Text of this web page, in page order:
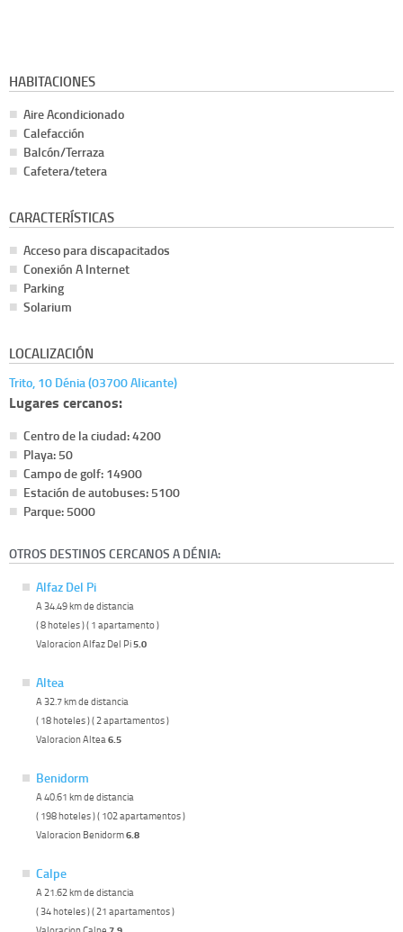
HABITACIONES
Aire Acondicionado
Calefacción
Balcón/Terraza
Cafetera/tetera
CARACTERÍSTICAS
Acceso para discapacitados
Conexión A Internet
Parking
Solarium
LOCALIZACIÓN
Trito, 10 Dénia (03700 Alicante)
Lugares cercanos:
Centro de la ciudad: 4200
Playa: 50
Campo de golf: 14900
Estación de autobuses: 5100
Parque: 5000
OTROS DESTINOS CERCANOS A DÉNIA:
Alfaz Del Pi
A 34.49 km de distancia
( 8 hoteles ) ( 1 apartamento )
Valoracion Alfaz Del Pi5.0
Altea
A 32.7 km de distancia
( 18 hoteles ) ( 2 apartamentos )
Valoracion Altea6.5
Benidorm
A 40.61 km de distancia
( 198 hoteles ) ( 102 apartamentos )
Valoracion Benidorm6.8
Calpe
A 21.62 km de distancia
( 34 hoteles ) ( 21 apartamentos )